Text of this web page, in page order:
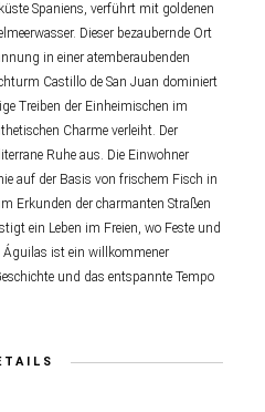
Spaniens, verführt mit goldenen
Dieser bezaubernde Ort
in einer atemberaubenden
Castillo de San Juan dominiert
Treiben der Einheimischen im
Charme verleiht. Der
Ruhe aus. Die Einwohner
auf der Basis von frischem Fisch in
Erkunden der charmanten Straßen
ein Leben im Freien, wo Feste und
Águilas ist ein willkommener
und das entspannte Tempo